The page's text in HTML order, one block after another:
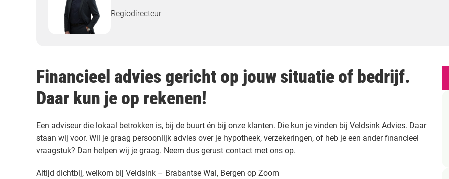
Regiodirecteur
Financieel advies gericht op jouw situatie of bedrijf.
Daar kun je op rekenen!
Een adviseur die lokaal betrokken is, bij de buurt én bij onze klanten. Die kun je vinden bij Veldsink Advies. Daar
staan wij voor. Wil je graag persoonlijk advies over je hypotheek, verzekeringen, of heb je een ander financieel
vraagstuk? Dan helpen wij je graag. Neem dus gerust contact met ons op.
Altijd dichtbij, welkom bij Veldsink – Brabantse Wal, Bergen op Zoom